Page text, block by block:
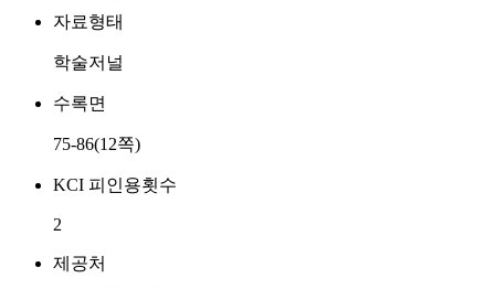
자료형태
학술저널
수록면
75-86(12쪽)
KCI 피인용횟수
2
제공처